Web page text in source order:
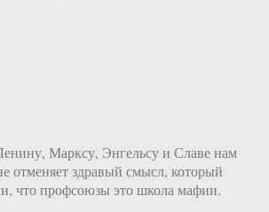
Марксу, Энгельсу и Славе нам
отменяет здравый смысл, который
что профсоюзы это школа мафии.